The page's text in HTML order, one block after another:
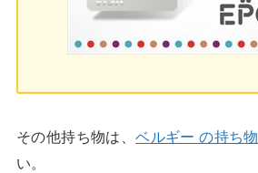
その他持ち物は、ベルギー の持ち物
い。